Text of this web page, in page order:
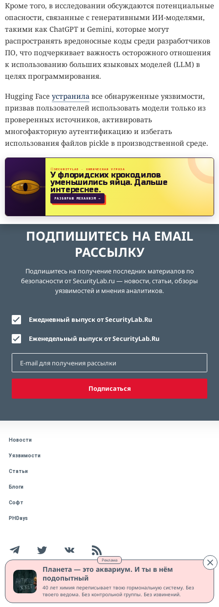
Реклама
Планета — это аквариум. И ты в нём
подопытный
40 лет химия переписывает твою гормональную систему. Без
твоего ведома. Без контрольной группы. Без извинений.
Кроме того, в исследовании обсуждаются потенциальные
опасности, связанные с генеративными ИИ-моделями,
такими как ChatGPT и Gemini, которые могут
распространять вредоносные коды среди разработчиков
ПО, что подчеркивает важность осторожного отношения
к использованию больших языковых моделей (LLM) в
целях программирования.
Hugging Face устранила все обнаруженные уязвимости,
призвав пользователей использовать модели только из
проверенных источников, активировать
многофакторную аутентификацию и избегать
использования файлов pickle в производственной среде.
SECURITYLAB · ХИМИЧЕСКАЯ УГРОЗА
У флоридских крокодилов
уменьшились яйца.Дальше
интереснее.
РАЗБИРАЮ МЕХАНИЗМ →
ПОДПИШИТЕСЬ НА EMAIL
РАССЫЛКУ
Подпишитесь на получение последних материалов по
безопасности от SecurityLab.ru — новости, статьи, обзоры
уязвимостей и мнения аналитиков.
Ежедневный выпуск от SecurityLab.Ru
Еженедельный выпуск от SecurityLab.Ru
Подписаться
Новости
Уязвимости
Статьи
Блоги
Софт
PHDays
Работает на CMS "1С-Битрикс: Управление сайтом"
Защищено CURATOR